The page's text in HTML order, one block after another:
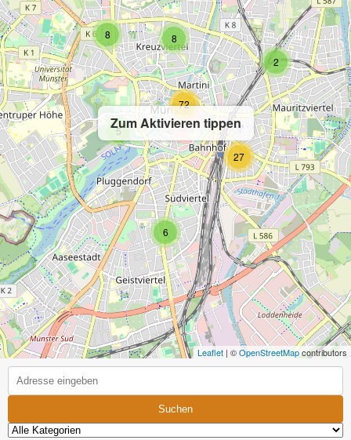
Zum Aktivieren tippen
2
8
6
8
27
5
72
Leaflet | ©OpenStreetMapcontributors
Suchen